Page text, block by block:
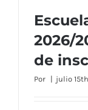
Escuela
2026/
de
Por | julio